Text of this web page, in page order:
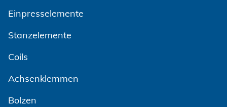
Einpresselemente
Stanzelemente
Coils
Achsenklemmen
Bolzen